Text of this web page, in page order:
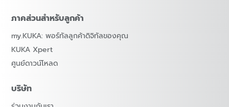
ภาคส่วนสำหรับลูกค้า
my.KUKA: พอร์ทัลลูกค้าดิจิทัลของคุณ
KUKA Xpert
ศูนย์ดาวน์โหลด
บริษัท